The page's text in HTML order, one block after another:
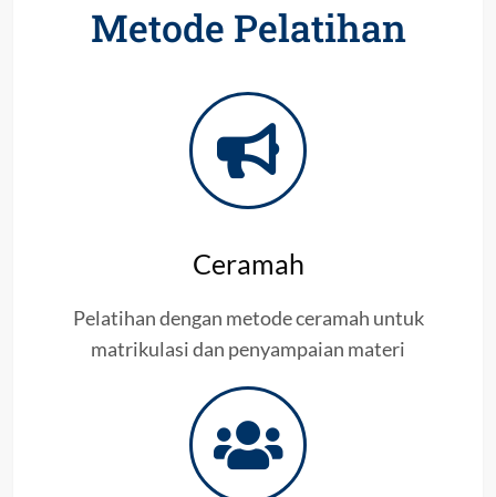
Metode Pelatihan
Ceramah
Pelatihan dengan metode ceramah untuk
matrikulasi dan penyampaian materi